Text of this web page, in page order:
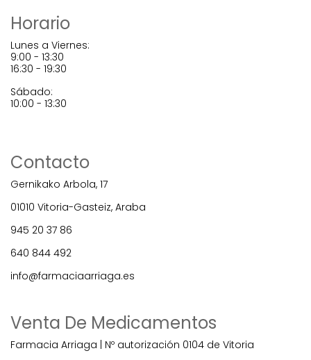
Horario
Lunes a Viernes:
9:00 - 13:30
16:30 - 19:30
Sábado:
10:00 - 13:30
Contacto
Gernikako Arbola, 17
01010 Vitoria-Gasteiz, Araba
945 20 37 86
640 844 492
info@farmaciaarriaga.es
Venta De Medicamentos
Farmacia Arriaga | Nº autorización 0104 de Vitoria